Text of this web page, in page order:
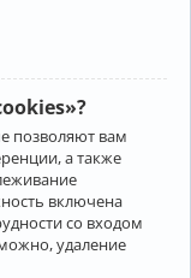
позволяют вам
а также
включена
со входом
удаление